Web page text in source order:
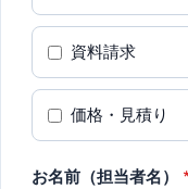
資料請求
価格・見積り
お名前（担当者名）